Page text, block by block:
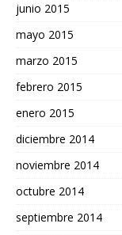
junio 2015
mayo 2015
marzo 2015
febrero 2015
enero 2015
diciembre 2014
noviembre 2014
octubre 2014
septiembre 2014